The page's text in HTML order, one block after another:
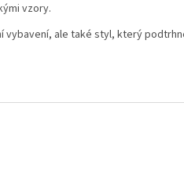
vzory.
vybavení, ale také styl, který